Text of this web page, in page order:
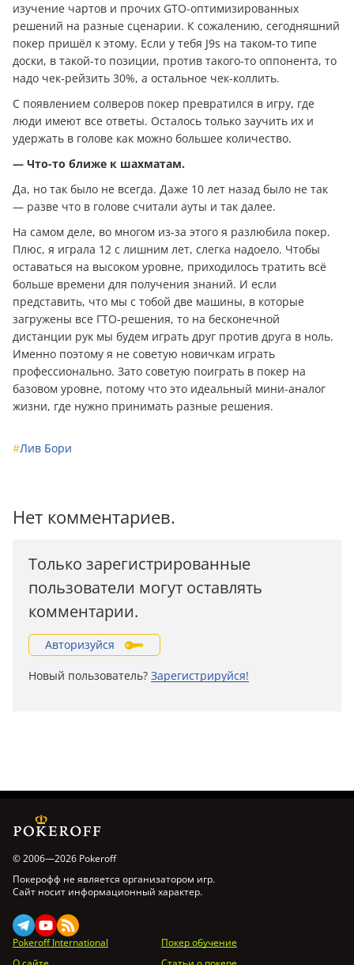
изучение чартов и прочих GTO-оптимизированных
решений на разные сценарии. К сожалению, сегодняшний
покер пришёл к этому. Если у тебя J9s на таком-то типе
доски, в такой-то позиции, против такого-то оппонента, то
надо чек-рейзить 30%, а остальное чек-коллить.
С появлением солверов покер превратился в игру, где
люди имеют все ответы. Осталось только заучить их и
удержать в голове как можно большее количество.
— Что-то ближе к шахматам.
Да, но так было не всегда. Даже 10 лет назад было не так
— разве что в голове считали ауты и так далее.
На самом деле, во многом из-за этого я разлюбила покер.
Плюс, я играла 12 с лишним лет, слегка надоело. Чтобы
оставаться на высоком уровне, приходилось тратить всё
больше времени для получения знаний. И если
представить, что мы с тобой две машины, в которые
загружены все ГТО-решения, то на бесконечной
дистанции рук мы будем играть друг против друга в ноль.
Именно поэтому я не советую новичкам играть
профессионально. Зато советую поиграть в покер на
базовом уровне, потому что это идеальный мини-аналог
жизни, где нужно принимать разные решения.
#Лив Бори
Нет комментариев.
Только зарегистрированные
пользователи могут оставлять
комментарии.
Авторизуйся
Новый пользователь? Зарегистрируйся!
© 2006—2026 Pokeroff
Покерофф не является организатором игр.
Сайт носит информационный характер.
Pokeroff International
Покер обучение